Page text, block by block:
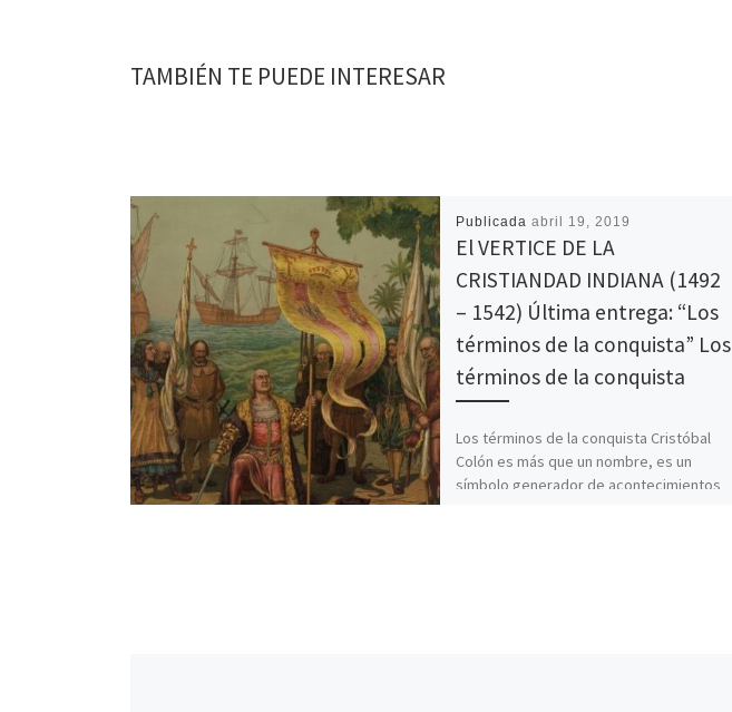
TAMBIÉN TE PUEDE INTERESAR
Publicada abril 19, 2019
El VERTICE DE LA
CRISTIANDAD INDIANA (1492
– 1542) Última entrega: “Los
términos de la conquista” Los
términos de la conquista
Los términos de la conquista Cristóbal
Colón es más que un nombre, es un
símbolo generador de acontecimientos